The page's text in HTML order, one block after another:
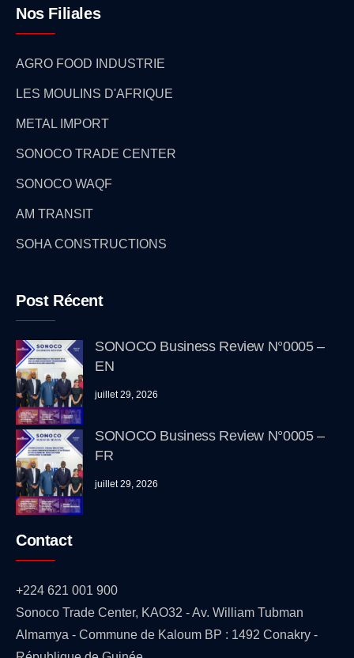
Nos Filiales
AGRO FOOD INDUSTRIE
LES MOULINS D'AFRIQUE
METAL IMPORT
SONOCO TRADE CENTER
SONOCO WAQF
AM TRANSIT
SOHA CONSTRUCTIONS
Post Récent
SONOCO Business Review N°0005 –
EN
juillet 29, 2026
SONOCO Business Review N°0005 –
FR
juillet 29, 2026
Contact
+224 621 001 900
Sonoco Trade Center, KAO32 - Av. William Tubman
Almamya - Commune de Kaloum BP : 1492 Conakry -